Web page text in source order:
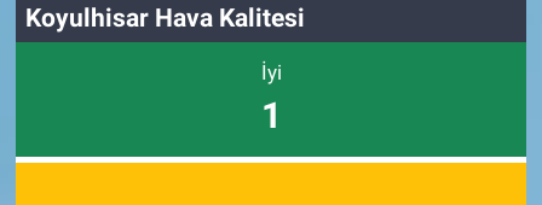
Koyulhisar Hava Kalitesi
İyi
1